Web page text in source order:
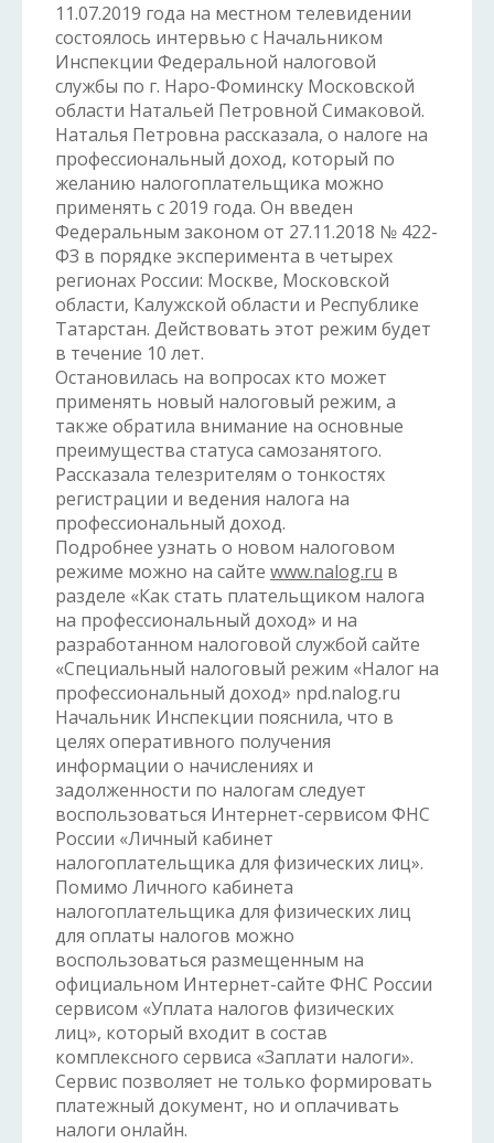
11.07.2019 года на местном телевидении
состоялось интервью с Начальником
Инспекции Федеральной налоговой
службы по г. Наро-Фоминску Московской
области Натальей Петровной Симаковой.
Наталья Петровна рассказала, о налоге на
профессиональный доход, который по
желанию налогоплательщика можно
применять с 2019 года. Он введен
Федеральным законом от 27.11.2018 № 422-
ФЗ в порядке эксперимента в четырех
регионах России: Москве, Московской
области, Калужской области и Республике
Татарстан. Действовать этот режим будет
в течение 10 лет.
Остановилась на вопросах кто может
применять новый налоговый режим, а
также обратила внимание на основные
преимущества статуса самозанятого.
Рассказала телезрителям о тонкостях
регистрации и ведения налога на
профессиональный доход.
Подробнее узнать о новом налоговом
режиме можно на сайте www.nalog.ru в
разделе «Как стать плательщиком налога
на профессиональный доход» и на
разработанном налоговой службой сайте
«Специальный налоговый режим «Налог на
профессиональный доход» npd.nalog.ru
Начальник Инспекции пояснила, что в
целях оперативного получения
информации о начислениях и
задолженности по налогам следует
воспользоваться Интернет-сервисом ФНС
России «Личный кабинет
налогоплательщика для физических лиц».
Помимо Личного кабинета
налогоплательщика для физических лиц
для оплаты налогов можно
воспользоваться размещенным на
официальном Интернет-сайте ФНС России
сервисом «Уплата налогов физических
лиц», который входит в состав
комплексного сервиса «Заплати налоги».
Сервис позволяет не только формировать
платежный документ, но и оплачивать
налоги онлайн.